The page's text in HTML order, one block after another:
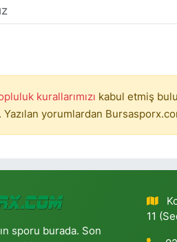
kurallarımızı kabul etmiş
yorumlardan
sporu burada. Son
11